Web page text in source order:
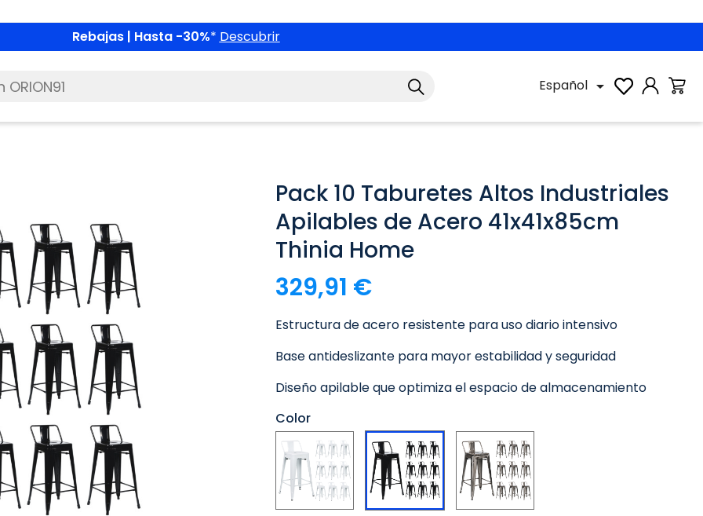
Rebajas | Hasta -30%* Descubrir
Español 
Pack 10 Taburetes Altos Industriales
Apilables de Acero 41x41x85cm
Thinia Home
329,91 €
Estructura de acero resistente para uso diario intensivo
Base antideslizante para mayor estabilidad y seguridad
Diseño apilable que optimiza el espacio de almacenamiento
Color
Blanco Negro Plateado